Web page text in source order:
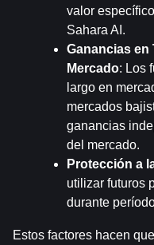
valor
Sahara AI.
Ganancias en
Mercado: Los
largo en
mercados
ganancias
del mercado.
Protección a
utilizar futuros
durante
Estos factores hacen